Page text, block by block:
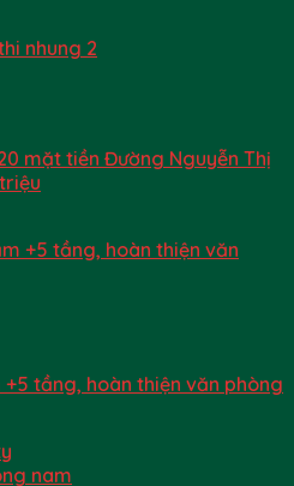
mặt tiền Đường Nguyễn Thị
+5 tầng, hoàn thiện văn phòng